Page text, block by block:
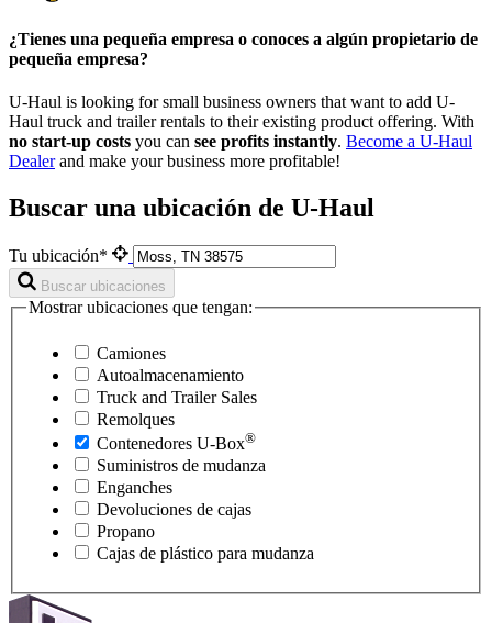
¿Tienes una pequeña empresa o conoces a algún propietario de
pequeña empresa?
U-Haul is looking for small business owners that want to add U-
Haul truck and trailer rentals to their existing product offering. With
no start-up costs you can see profits instantly. Become a U-Haul
Dealerand make your business more profitable!
Buscar una ubicación de U-Haul
Tu ubicación*
Buscar ubicaciones
Mostrar ubicaciones que tengan:
Camiones
Autoalmacenamiento
Truck and Trailer Sales
Remolques
Contenedores U-Box®
Suministros de mudanza
Enganches
Devoluciones de cajas
Propano
Cajas de plástico para mudanza